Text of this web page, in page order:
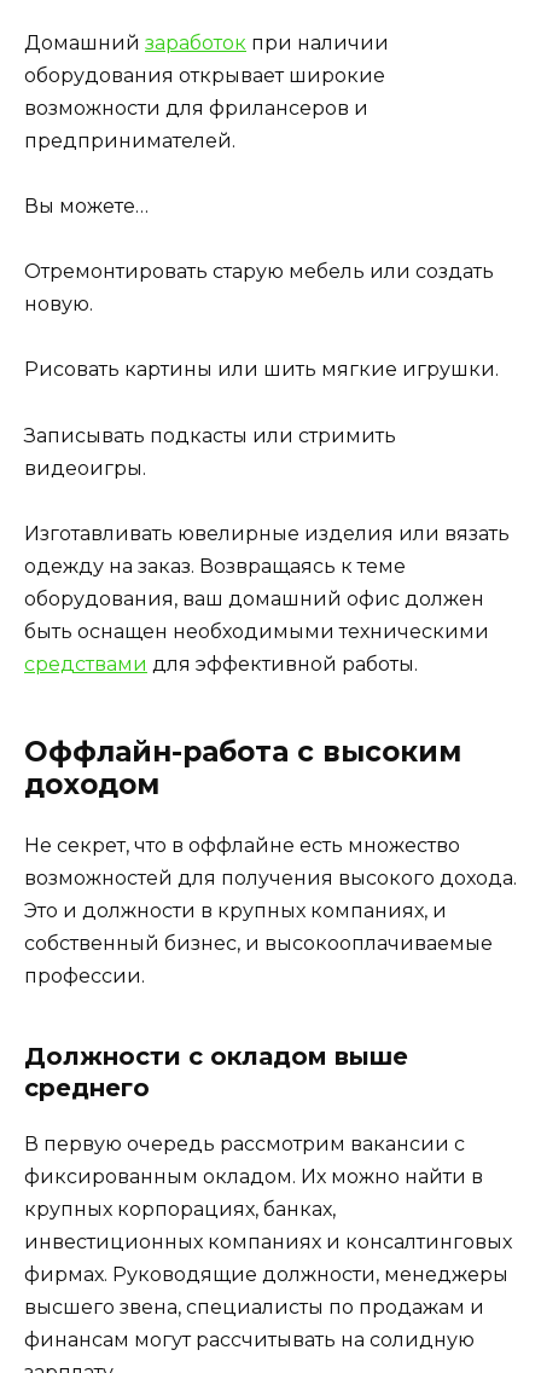
Домашний заработок при наличии
оборудования открывает широкие
возможности для фрилансеров и
предпринимателей.
Вы можете…
Отремонтировать старую мебель или создать
новую.
Рисовать картины или шить мягкие игрушки.
Записывать подкасты или стримить
видеоигры.
Изготавливать ювелирные изделия или вязать
одежду на заказ. Возвращаясь к теме
оборудования, ваш домашний офис должен
быть оснащен необходимыми техническими
средствами для эффективной работы.
Оффлайн-работа с высоким
доходом
Не секрет, что в оффлайне есть множество
возможностей для получения высокого дохода.
Это и должности в крупных компаниях, и
собственный бизнес, и высокооплачиваемые
профессии.
Должности с окладом выше
среднего
В первую очередь рассмотрим вакансии с
фиксированным окладом. Их можно найти в
крупных корпорациях, банках,
инвестиционных компаниях и консалтинговых
фирмах. Руководящие должности, менеджеры
высшего звена, специалисты по продажам и
финансам могут рассчитывать на солидную